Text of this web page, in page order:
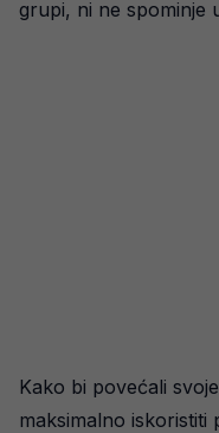
grupi, ni ne spominje
Kako bi povećali
maksimalno iskoristiti